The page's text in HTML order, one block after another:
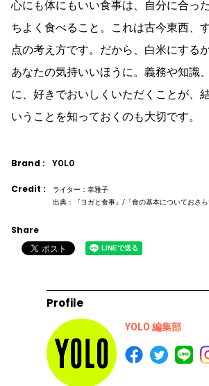
心にも体にもいい食事は、自分に合っ
ちよく食べること。これは古今東西、
点の考え方です。だから、白米にする
あなたの気持いいほうに。義務や知識
に、好きでおいしくいただくことが、
いうことを知っておくのも大切です。
Brand : YOLO
Credit :
ライター：幸雅子
出典：『ヨガと食事』/「食の基本についておさら
Share
Profile
YOLO 編集部